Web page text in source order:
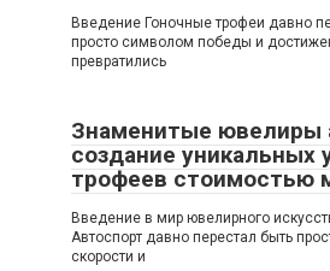
Введение Гоночные трофеи давно
просто символом победы и
превратились
Знаменитые ювелиры
создание уникальных
трофеев стоимостью
Введение в мир ювелирного
Автоспорт давно перестал быть
скорости и